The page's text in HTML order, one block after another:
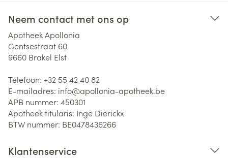
Neem contact met ons op
Apotheek Apollonia
Gentsestraat 60
9660 Brakel Elst
Telefoon: +32 55 42 40 82
E-mailadres: info@apollonia-apotheek.be
APB nummer: 450301
Apotheek titularis: Inge Dierickx
BTW nummer: BE0478436266
Klantenservice